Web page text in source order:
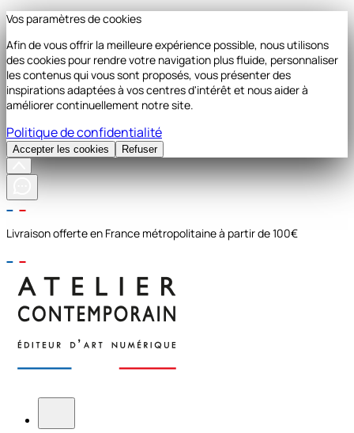
Vos paramètres de cookies
Afin de vous offrir la meilleure expérience possible, nous utilisons
des cookies pour rendre votre navigation plus fluide, personnaliser
les contenus qui vous sont proposés, vous présenter des
inspirations adaptées à vos centres d'intérêt et nous aider à
améliorer continuellement notre site.
Politique de confidentialité
Accepter les cookies Refuser
Livraison offerte en France métropolitaine à partir de 100€